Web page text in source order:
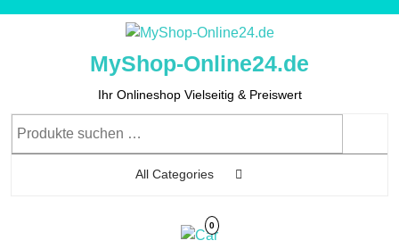
MyShop-Online24.de
Ihr Onlineshop Vielseitig & Preiswert
All Categories
0